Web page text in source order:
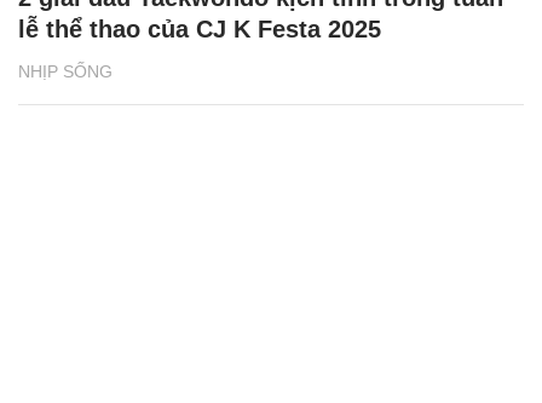
NHỊP SỐNG
lễ thể thao của CJ K Festa 2025